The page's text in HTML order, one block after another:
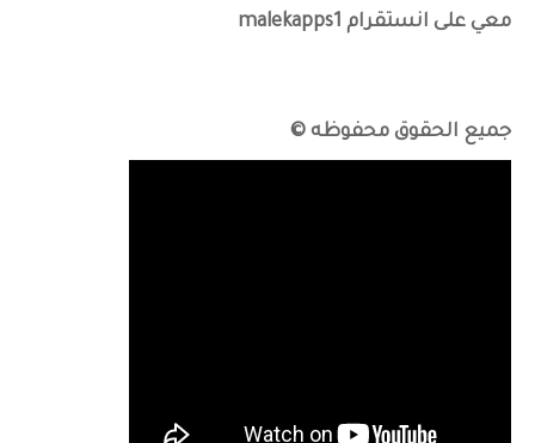
معي على انستقرام malekapps1
جميع الحقوق محفوظه ©